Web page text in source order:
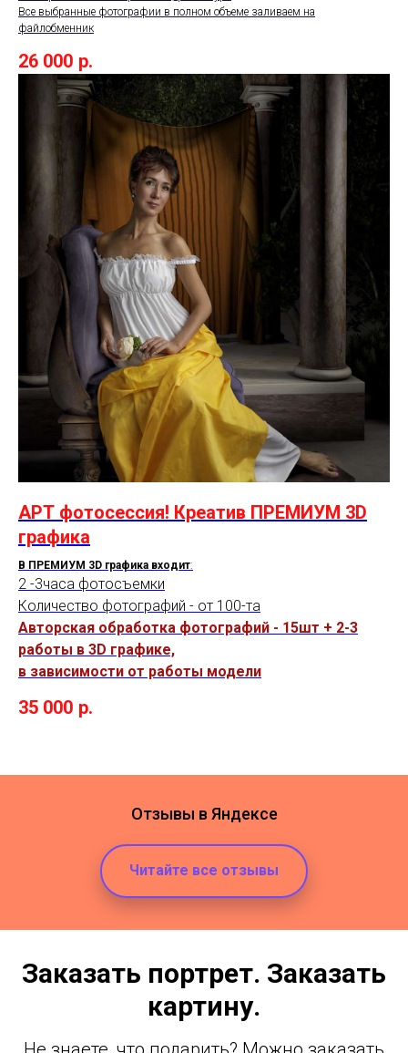
Все выбранные фотографии в полном объеме заливаем на
файлобменник
26 000 р.
АРТ фотосессия! Креатив ПРЕМИУМ 3D
графика
В ПРЕМИУМ 3D графика входит:
2 -3часа фотосъемки
Количество фотографий - от 100-та
Авторская обработка фотографий - 15шт + 2-3
работы в 3D графике,
в зависимости от работы модели
35 000 р.
Отзывы в Яндексе
Читайте все отзывы
Заказать портрет. Заказать
картину.